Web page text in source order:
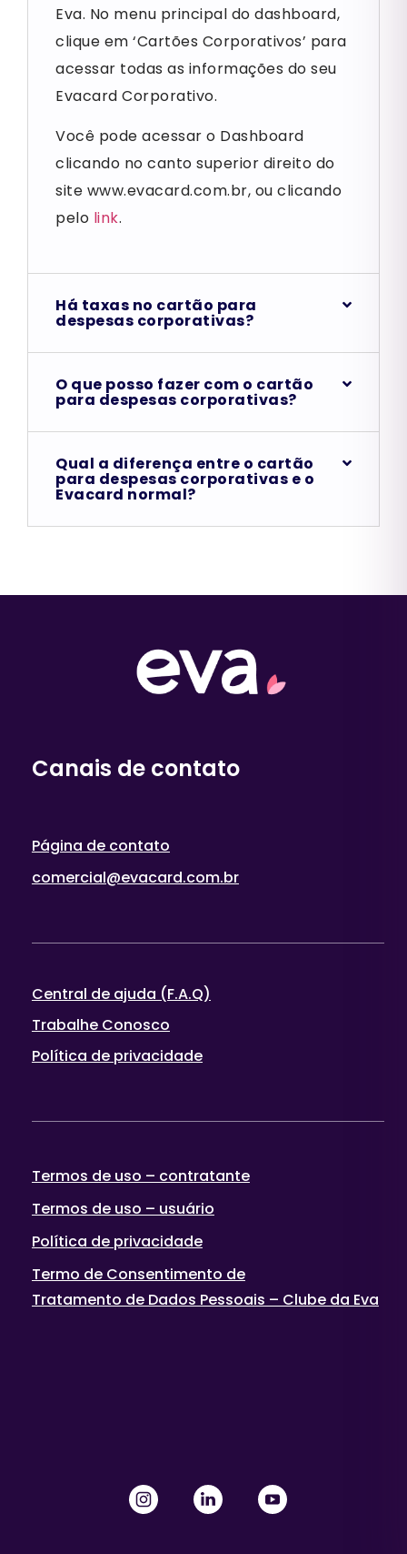
Eva. No menu principal do dashboard,
clique em ‘Cartões Corporativos’ para
acessar todas as informações do seu
Evacard Corporativo.
Você pode acessar o Dashboard
clicando no canto superior direito do
site www.evacard.com.br, ou clicando
pelo link.
Há taxas no cartão para
despesas corporativas?
O que posso fazer com o cartão
para despesas corporativas?
Qual a diferença entre o cartão
para despesas corporativas e o
Evacard normal?
Canais de contato
Página de contato
comercial@evacard.com.br
Central de ajuda (F.A.Q)
Trabalhe Conosco
Política de privacidade
Termos de uso – contratante
Termos de uso – usuário
Política de privacidade
Termo de Consentimento de
Tratamento de Dados Pessoais – Clube da Eva